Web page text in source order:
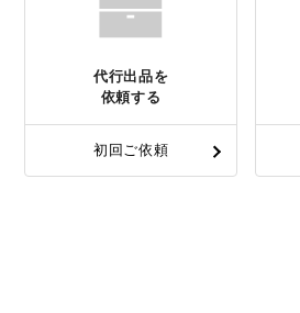
代行出品を
依頼する
初回ご依頼